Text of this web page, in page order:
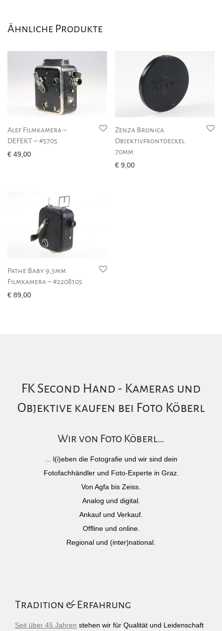
Ähnliche Produkte
Alef Filmkamera –
DEFEKT – #5705
€ 49,00
Zenza Bronica
Objektivfrontdeckel
70mm
€ 9,00
Pathe Baby 9,5mm
Filmkamera – #2208105
€ 89,00
FK Second Hand - Kameras und
Objektive kaufen bei Foto Köberl
Wir von Foto Köberl…
... l(i)eben die Fotografie und wir sind dein
Fotofachhändler und Foto-Experte in Graz.
Von Agfa bis Zeiss.
Analog und digital.
Ankauf und Verkauf.
Offline und online.
Regional und (inter)national.
Tradition & Erfahrung
Seit über 45 Jahren stehen wir für Qualität und Leidenschaft